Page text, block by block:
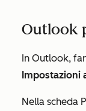
Outlook
In Outlook,
Impostazioni
Nella scheda